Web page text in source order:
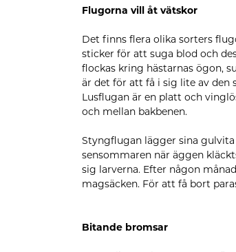
Flugorna vill åt vätskor
Det finns flera olika sorters
sticker för att suga blod och
flockas kring hästarnas ögon,
är det för att få i sig lite av den
Lusflugan är en platt och
och mellan bakbenen.
Styngflugan lägger sina
sensommaren när äggen
sig larverna. Efter någon
magsäcken. För att få bort
Bitande bromsar